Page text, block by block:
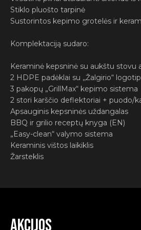
Stiklo pluošto tarpinė
Sustorintos kepimo grotelės ir
Komplektaciją sudaro:
Keraminė kepsninė su aukštu stovu
2 HDPE padėklai su ,,Žalgirio“
3 pakopų „GrillMax“ kepimo sistema
2 stori karščio deflektoriai + puodo/
Apsauginis kepsninės uždangalas
BBQ ir grilio receptų knyga (EN)
„Easy-clean“ valymo sistema
Keraminis vištos laikiklis
Žarsteklis
Akcijos